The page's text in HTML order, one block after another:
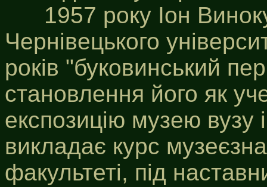
1957 року Іон
Чернівецького
років "буковинський
становлення його як
експозицію музею вузу
викладає курс
факультеті, під